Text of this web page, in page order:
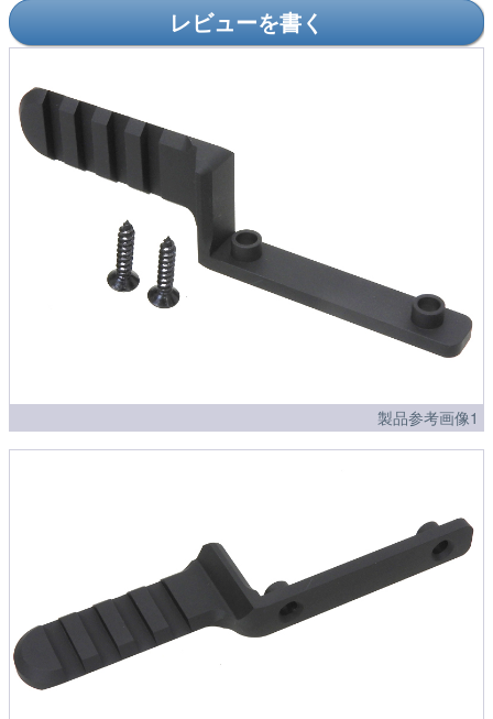
レビューを書く
製品参考画像1